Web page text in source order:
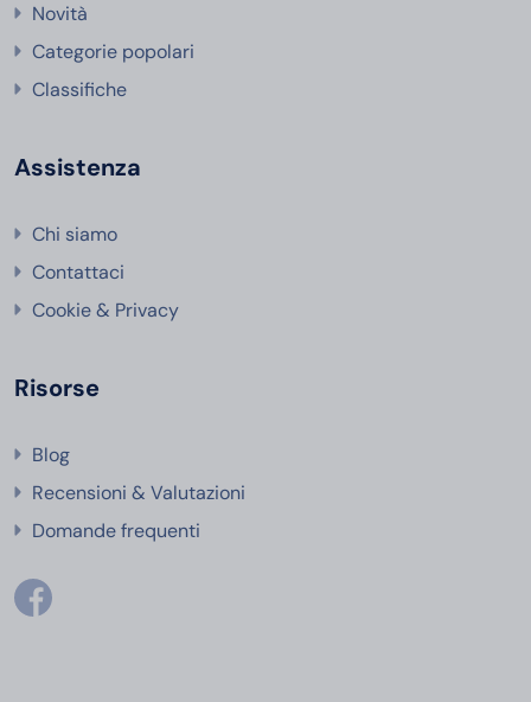
Novità
Categorie popolari
Classifiche
Assistenza
Chi siamo
Contattaci
Cookie & Privacy
Risorse
Blog
Recensioni & Valutazioni
Domande frequenti